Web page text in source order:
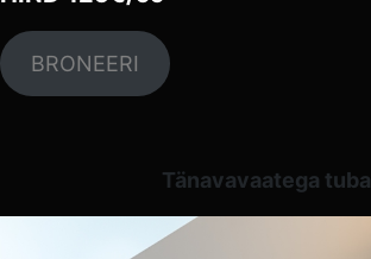
BRONEERI
Tänavavaatega tuba